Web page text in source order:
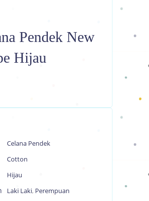
Pendek New
Hijau
Celana Pendek
Cotton
Hijau
Laki Laki, Perempuan